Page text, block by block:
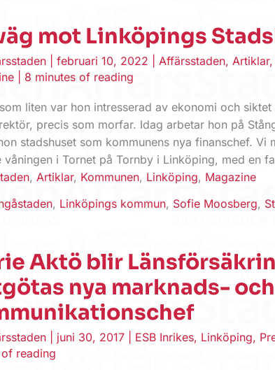
mot Linköpings
|februari 10, 2022 |Affärsstaden,Artiklar,
8 minutes of reading
liten var hon intresserad av ekonomi och
precis som morfar. Idag arbetar hon på
stadshuset som kommunens nya finanschef. Vi
våningen i Tornet på Tornby i Linköping, med en
,Artiklar, Kommunen, Linköping, Magazine
, Linköpings kommun, Sofie Moosberg,
Aktö blir
nya marknads- och
juni 30, 2017 ESB Inrikes, Linköping,
reading